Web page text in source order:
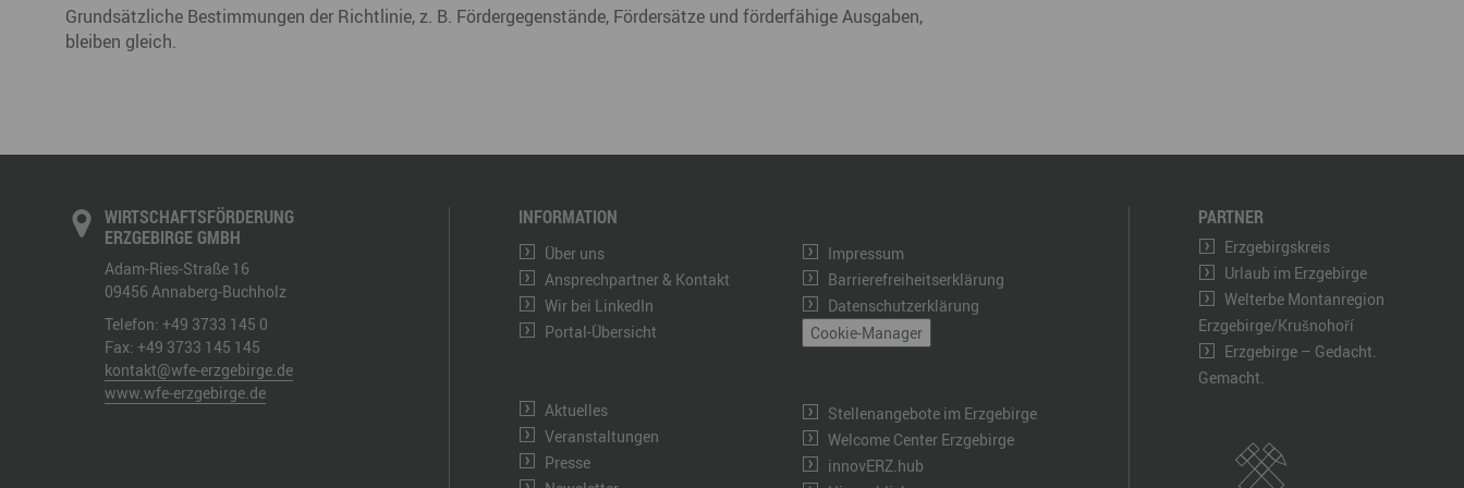
Grundsätzliche Bestimmungen der Richtlinie, z. B. Fördergegenstände, Fördersätze und förderfähige Ausgaben,
bleiben gleich.
WIRTSCHAFTSFÖRDERUNG
ERZGEBIRGE GMBH
Adam-Ries-Straße 16
09456 Annaberg-Buchholz
Telefon: +49 3733 145 0
Fax: +49 3733 145 145
kontakt@wfe-erzgebirge.de
www.wfe-erzgebirge.de
INFORMATION
Über uns
Ansprechpartner & Kontakt
Wir bei LinkedIn
Portal-Übersicht
Aktuelles
Veranstaltungen
Presse
Impressum
Barrierefreiheitserklärung
Datenschutzerklärung
Cookie-Manager
Stellenangebote im Erzgebirge
Welcome Center Erzgebirge
innovERZ.hub
PARTNER
Erzgebirgskreis
Urlaub im Erzgebirge
Welterbe Montanregion
Erzgebirge/Krušnohoří
Erzgebirge – Gedacht.
Gemacht.